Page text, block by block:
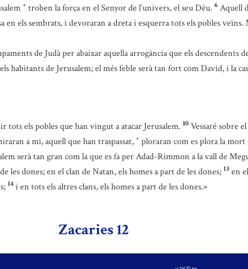
* troben la força en el Senyor de l’univers, el seu Déu. 6 Aquell
en els sembrats, i devoraran a dreta i esquerra tots els pobles
de Judà per abaixar aquella arrogància que els descendents
habitants de Jerusalem; el més feble serà tan fort com David, i la
els pobles que han vingut a atacar Jerusalem. 10 Vessaré sobre
a mi, aquell que han traspassat, * ploraran com es plora la
serà tan gran com la que es fa per Adad-Rimmon a la vall de
les dones; en el clan de Natan, els homes a part de les dones; 13 en
14 i en tots els altres clans, els homes a part de les dones.»
Zacaries 12